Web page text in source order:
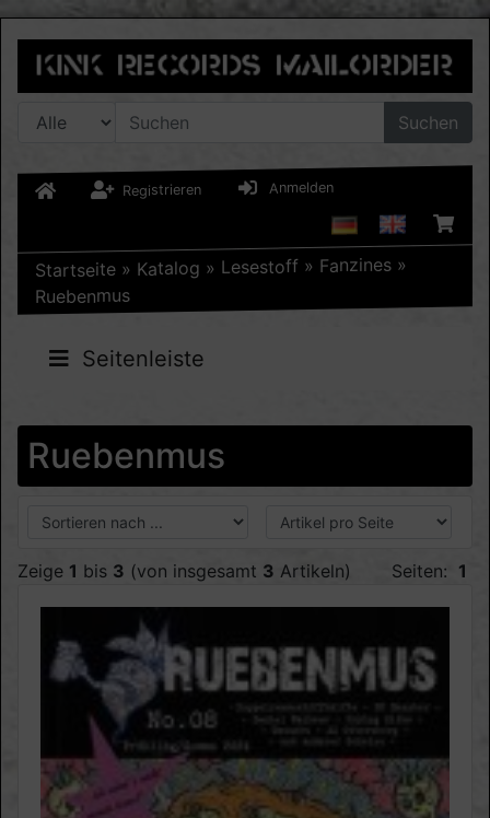
Suchen
Registrieren Anmelden
Startseite » Katalog » Lesestoff » Fanzines »
Ruebenmus
Seitenleiste
Ruebenmus
Zeige 1 bis 3 (von insgesamt 3 Artikeln) Seiten: 1